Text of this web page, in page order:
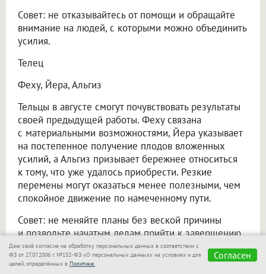
Совет: не отказывайтесь от помощи и обращайте
внимание на людей, с которыми можно объединить
усилия.
Телец
Феху, Йера, Альгиз
Тельцы в августе смогут почувствовать результаты
своей предыдущей работы. Феху связана
с материальными возможностями, Йера указывает
на постепенное получение плодов вложенных
усилий, а Альгиз призывает бережнее относиться
к тому, что уже удалось приобрести. Резкие
перемены могут оказаться менее полезными, чем
спокойное движение по намеченному пути.
Совет: не меняйте планы без веской причины
и позвольте начатым делам прийти к завершению.
Близнецы
Даю своё согласие на обработку персональных данных в соответствии с
ФЗ от 27.07.2006 г. №152-ФЗ «О персональных данных» на условиях и для
целей, определённых в Политике.
Согласен